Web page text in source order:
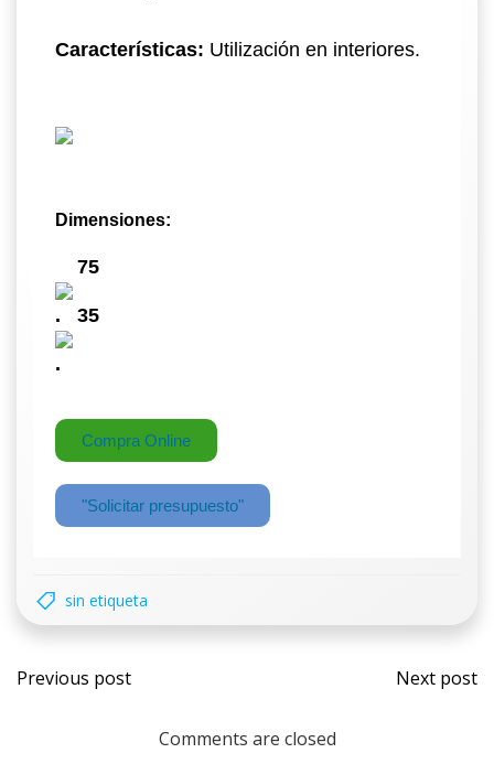
Características: Utilización en interiores.
Dimensiones:
75
. 35
.
Compra Online
"Solicitar presupuesto"
sin etiqueta
Previous post Next post
Comments are closed